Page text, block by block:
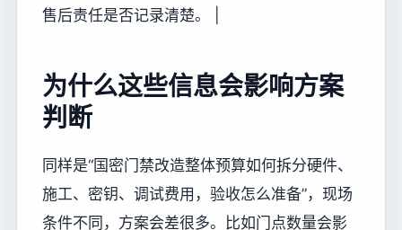
售后责任是否记录清楚。 |
为什么这些信息会影响方案
判断
同样是“国密门禁改造整体预算如何拆分硬件、
施工、密钥、调试费用，验收怎么准备”，现场
条件不同，方案会差很多。比如门点数量会影